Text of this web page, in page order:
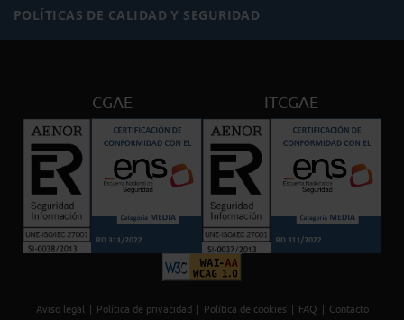
POLÍTICAS DE CALIDAD Y SEGURIDAD
CGAE ITCGAE
Aviso legal Política de privacidad Política de cookies FAQ Contacto